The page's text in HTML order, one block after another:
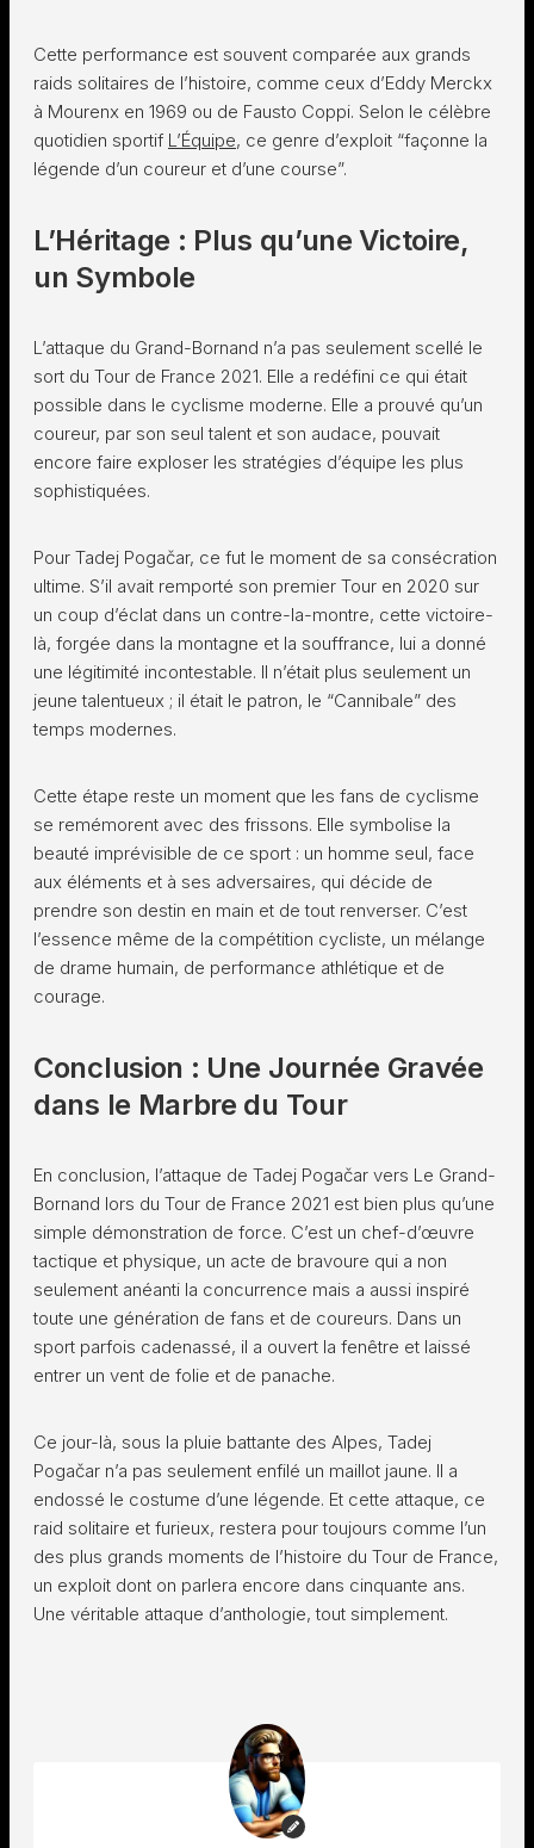
Cette performance est souvent comparée aux grands
raids solitaires de l’histoire, comme ceux d’Eddy Merckx
à Mourenx en 1969 ou de Fausto Coppi. Selon le célèbre
quotidien sportif L’Équipe, ce genre d’exploit “façonne la
légende d’un coureur et d’une course”.
L’Héritage : Plus qu’une Victoire,
un Symbole
L’attaque du Grand-Bornand n’a pas seulement scellé le
sort du Tour de France 2021. Elle a redéfini ce qui était
possible dans le cyclisme moderne. Elle a prouvé qu’un
coureur, par son seul talent et son audace, pouvait
encore faire exploser les stratégies d’équipe les plus
sophistiquées.
Pour Tadej Pogačar, ce fut le moment de sa consécration
ultime. S’il avait remporté son premier Tour en 2020 sur
un coup d’éclat dans un contre-la-montre, cette victoire-
là, forgée dans la montagne et la souffrance, lui a donné
une légitimité incontestable. Il n’était plus seulement un
jeune talentueux ; il était le patron, le “Cannibale” des
temps modernes.
Cette étape reste un moment que les fans de cyclisme
se remémorent avec des frissons. Elle symbolise la
beauté imprévisible de ce sport : un homme seul, face
aux éléments et à ses adversaires, qui décide de
prendre son destin en main et de tout renverser. C’est
l’essence même de la compétition cycliste, un mélange
de drame humain, de performance athlétique et de
courage.
Conclusion : Une Journée Gravée
dans le Marbre du Tour
En conclusion, l’attaque de Tadej Pogačar vers Le Grand-
Bornand lors du Tour de France 2021 est bien plus qu’une
simple démonstration de force. C’est un chef-d’œuvre
tactique et physique, un acte de bravoure qui a non
seulement anéanti la concurrence mais a aussi inspiré
toute une génération de fans et de coureurs. Dans un
sport parfois cadenassé, il a ouvert la fenêtre et laissé
entrer un vent de folie et de panache.
Ce jour-là, sous la pluie battante des Alpes, Tadej
Pogačar n’a pas seulement enfilé un maillot jaune. Il a
endossé le costume d’une légende. Et cette attaque, ce
raid solitaire et furieux, restera pour toujours comme l’un
des plus grands moments de l’histoire du Tour de France,
un exploit dont on parlera encore dans cinquante ans.
Une véritable attaque d’anthologie, tout simplement.